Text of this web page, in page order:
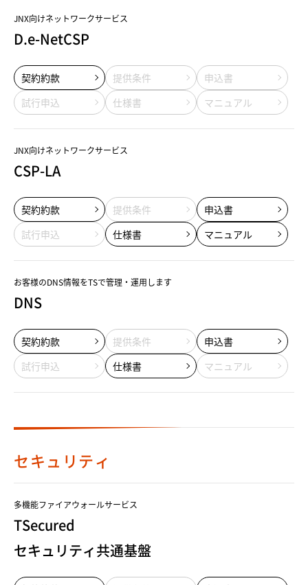
JNX向けネットワークサービス
D.e-NetCSP
契約約款 提供条件
申込書
試行申込
仕様書 マニュアル
JNX向けネットワークサービス
CSP-LA
契約約款 提供条件
申込書
試行申込
仕様書 マニュアル
お客様のDNS情報をTSで管理・運用します
DNS
契約約款 提供条件
申込書
試行申込
仕様書 マニュアル
セキュリティ
多機能ファイアウォールサービス
TSecured
セキュリティ共通基盤